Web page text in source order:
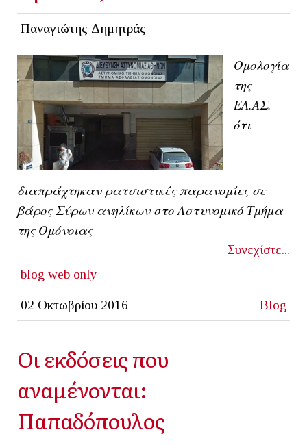
Παναγιώτης Δημητράς
Ομολογία
της
ΕΛ.ΑΣ.
ότι
διαπράχτηκαν ρατσιστικές παρανομίες σε
βάρος Σύρων ανηλίκων στο Αστυνομικό Τμήμα
της Ομόνοιας
Συνεχίστε...
blog web only
02 Οκτωβρίου 2016 Blog
Οι εκδόσεις που
αναμένονται:
Παπαδόπουλος